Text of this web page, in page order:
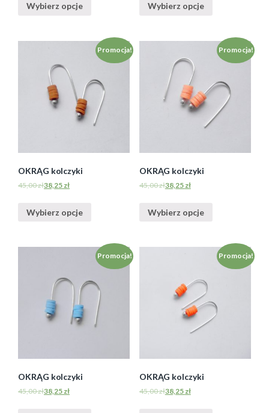
Wybierz opcje Wybierz opcje
Promocja!
OKRĄG kolczyki
45,00zł38,25 zł
Wybierz opcje
Promocja!
OKRĄG kolczyki
45,00zł38,25 zł
Wybierz opcje
Promocja!
OKRĄG kolczyki
45,00zł38,25 zł
Promocja!
OKRĄG kolczyki
45,00zł38,25 zł